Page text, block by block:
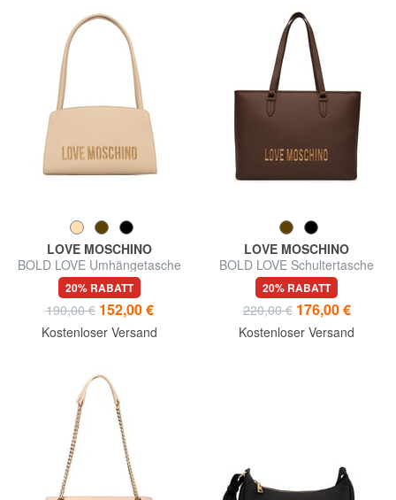
LOVE MOSCHINO
BOLD LOVE Umhängetasche
20% RABATT
190,00 € 152,00 €
Kostenloser Versand
LOVE MOSCHINO
BOLD LOVE Schultertasche
20% RABATT
220,00 € 176,00 €
Kostenloser Versand